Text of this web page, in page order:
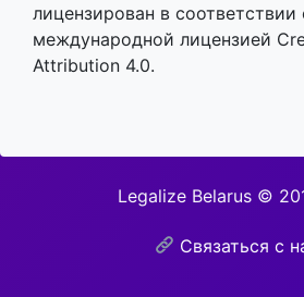
лицензирован в соответствии
международной лицензией
Attribution 4.0.
Legalize Belarus ©
Связаться с